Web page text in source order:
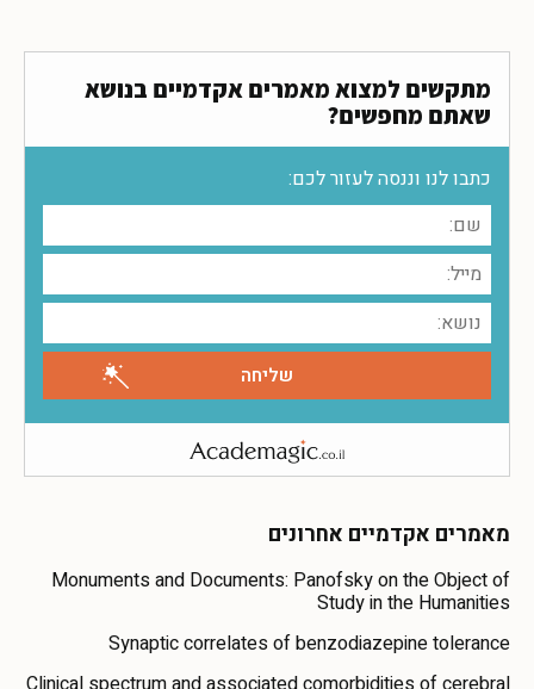
מתקשים למצוא מאמרים אקדמיים בנושא
שאתם מחפשים?
כתבו לנו וננסה לעזור לכם:
מאמרים אקדמיים אחרונים
Monuments and Documents: Panofsky on the Object of
Study in the Humanities
Synaptic correlates of benzodiazepine tolerance